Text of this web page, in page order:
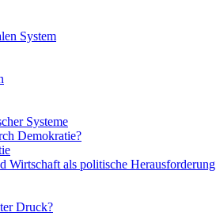
System
Systeme
Demokratie?
Wirtschaft als politische Herausforderung
Druck?